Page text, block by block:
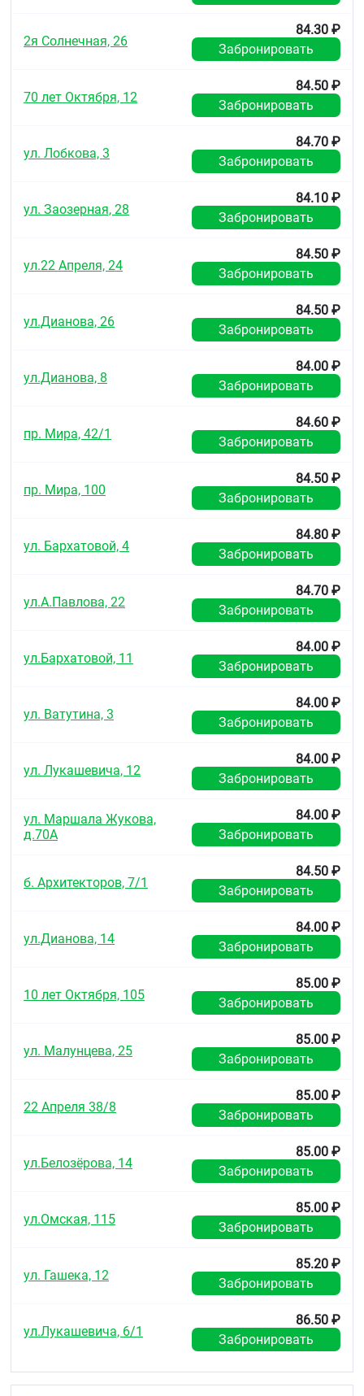
2я Солнечная, 26
84.30 ₽
Забронировать
70 лет Октября, 12
84.50 ₽
Забронировать
ул. Лобкова, 3
84.70 ₽
Забронировать
ул. Заозерная, 28
84.10 ₽
Забронировать
ул.22 Апреля, 24
84.50 ₽
Забронировать
ул.Дианова, 26
84.50 ₽
Забронировать
ул.Дианова, 8
84.00 ₽
Забронировать
пр. Мира, 42/1
84.60 ₽
Забронировать
пр. Мира, 100
84.50 ₽
Забронировать
ул. Бархатовой, 4
84.80 ₽
Забронировать
ул.А.Павлова, 22
84.70 ₽
Забронировать
ул.Бархатовой, 11
84.00 ₽
Забронировать
ул. Ватутина, 3
84.00 ₽
Забронировать
ул. Лукашевича, 12
84.00 ₽
Забронировать
ул. Маршала Жукова,
д.70А
84.00 ₽
Забронировать
б. Архитекторов, 7/1
84.50 ₽
Забронировать
ул.Дианова, 14
84.00 ₽
Забронировать
10 лет Октября, 105
85.00 ₽
Забронировать
ул. Малунцева, 25
85.00 ₽
Забронировать
22 Апреля 38/8
85.00 ₽
Забронировать
ул.Белозёрова, 14
85.00 ₽
Забронировать
ул.Омская, 115
85.00 ₽
Забронировать
ул. Гашека, 12
85.20 ₽
Забронировать
ул.Лукашевича, 6/1
86.50 ₽
Забронировать